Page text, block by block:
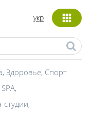
укр
, Здоровье, Спорт
SPA,
студии,